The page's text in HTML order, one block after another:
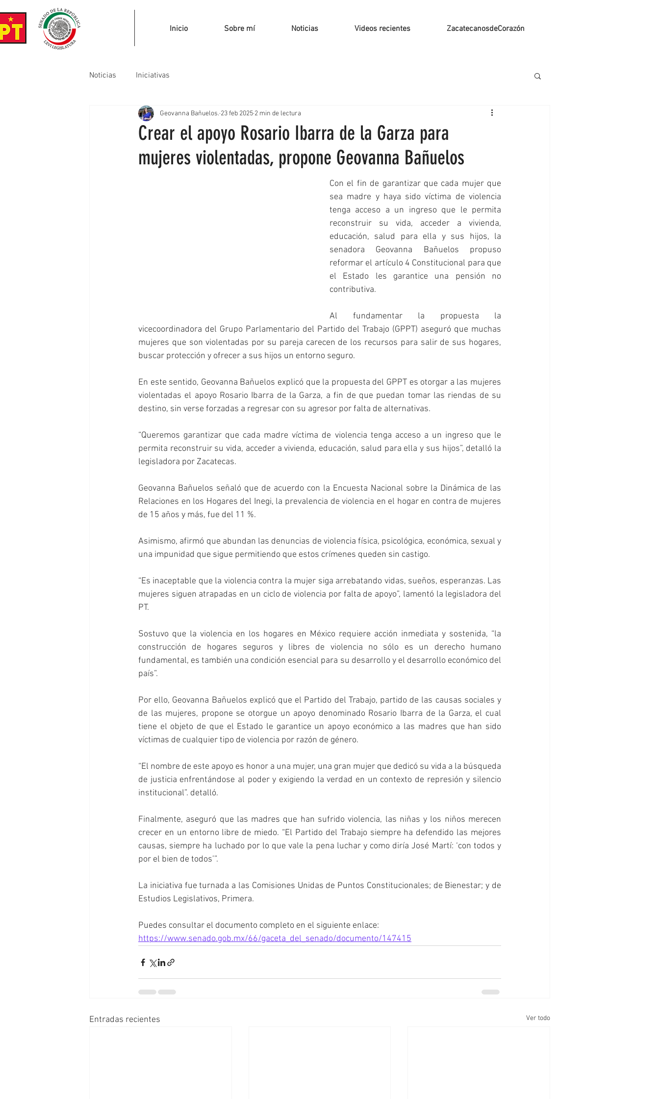
Inicio Sobre mí Noticias Videos recientes ZacatecanosdeCorazón
Noticias Iniciativas
Crear el apoyo Rosario Ibarra de la Garza para
mujeres violentadas, propone Geovanna Bañuelos
Geovanna Bañuelos. 23 feb 2025 2 min de lectura
Con el fin de garantizar que cada mujer que
sea madre y haya sido víctima de violencia
tenga acceso a un ingreso que le permita
reconstruir su vida, acceder a vivienda,
educación, salud para ella y sus hijos, la
senadora Geovanna Bañuelos propuso
reformar el artículo 4 Constitucional para que
el Estado les garantice una pensión no
contributiva.
Al fundamentar la propuesta la
vicecoordinadora del Grupo Parlamentario del Partido del Trabajo (GPPT) aseguró que muchas
mujeres que son violentadas por su pareja carecen de los recursos para salir de sus hogares,
buscar protección y ofrecer a sus hijos un entorno seguro.
En este sentido, Geovanna Bañuelos explicó que la propuesta del GPPT es otorgar a las mujeres
violentadas el apoyo Rosario Ibarra de la Garza, a fin de que puedan tomar las riendas de su
destino, sin verse forzadas a regresar con su agresor por falta de alternativas.
“Queremos garantizar que cada madre víctima de violencia tenga acceso a un ingreso que le
permita reconstruir su vida, acceder a vivienda, educación, salud para ella y sus hijos”, detalló la
legisladora por Zacatecas.
Geovanna Bañuelos señaló que de acuerdo con la Encuesta Nacional sobre la Dinámica de las
Relaciones en los Hogares del Inegi, la prevalencia de violencia en el hogar en contra de mujeres
de 15 años y más, fue del 11 %.
Asimismo, afirmó que abundan las denuncias de violencia física, psicológica, económica, sexual y
una impunidad que sigue permitiendo que estos crímenes queden sin castigo.
“Es inaceptable que la violencia contra la mujer siga arrebatando vidas, sueños, esperanzas. Las
mujeres siguen atrapadas en un ciclo de violencia por falta de apoyo”, lamentó la legisladora del
PT.
Sostuvo que la violencia en los hogares en México requiere acción inmediata y sostenida, “la
construcción de hogares seguros y libres de violencia no sólo es un derecho humano
fundamental, es también una condición esencial para su desarrollo y el desarrollo económico del
país”.
Por ello, Geovanna Bañuelos explicó que el Partido del Trabajo, partido de las causas sociales y
de las mujeres, propone se otorgue un apoyo denominado Rosario Ibarra de la Garza, el cual
tiene el objeto de que el Estado le garantice un apoyo económico a las madres que han sido
víctimas de cualquier tipo de violencia por razón de género.
“El nombre de este apoyo es honor a una mujer, una gran mujer que dedicó su vida a la búsqueda
de justicia enfrentándose al poder y exigiendo la verdad en un contexto de represión y silencio
institucional”. detalló.
Finalmente, aseguró que las madres que han sufrido violencia, las niñas y los niños merecen
crecer en un entorno libre de miedo. “El Partido del Trabajo siempre ha defendido las mejores
causas, siempre ha luchado por lo que vale la pena luchar y como diría José Martí: ‘con todos y
por el bien de todos’”.
La iniciativa fue turnada a las Comisiones Unidas de Puntos Constitucionales; de Bienestar; y de
Estudios Legislativos, Primera.
Puedes consultar el documento completo en el siguiente enlace:
https://www.senado.gob.mx/66/gaceta_del_senado/documento/147415
Entradas recientes Ver todo